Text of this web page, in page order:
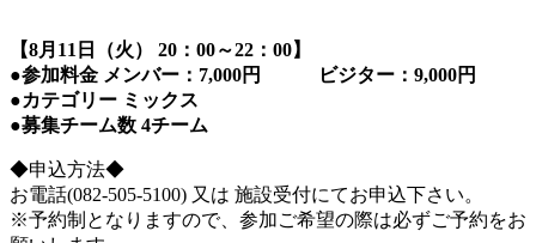
【8月11日（火） 20：00～22：00】
●参加料金 メンバー：7,000円 ビジター：9,000円
●カテゴリー ミックス
●募集チーム数 4チーム
◆申込方法◆
お電話(082-505-5100) 又は 施設受付にてお申込下さい。
※予約制となりますので、参加ご希望の際は必ずご予約をお